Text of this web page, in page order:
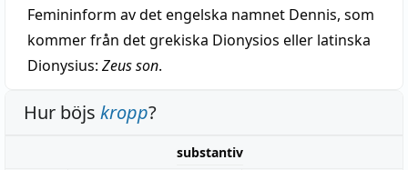
Femininform av det engelska namnet Dennis, som
kommer från det grekiska Dionysios eller latinska
Dionysius: Zeus son.
Hur böjs kropp?
substantiv